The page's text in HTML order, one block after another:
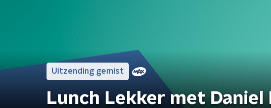
Uitzending gemist
Lunch Lekker met Daniel